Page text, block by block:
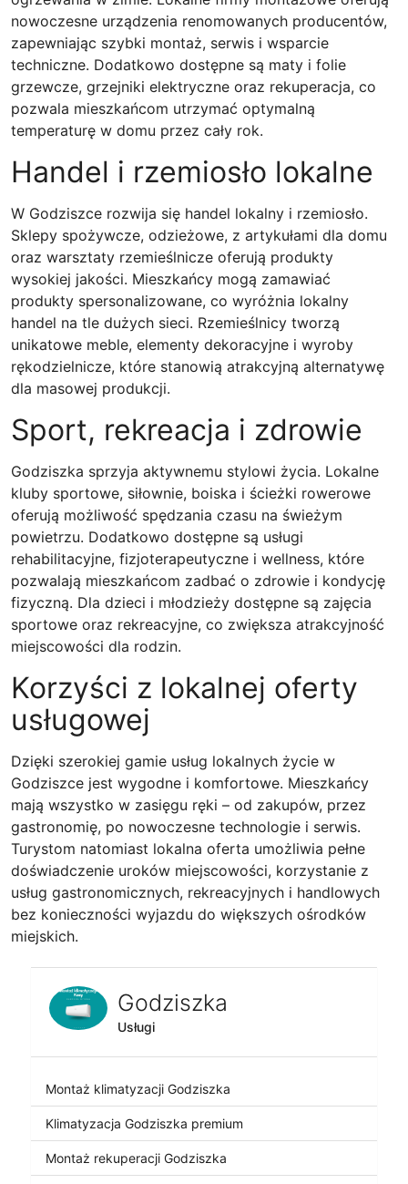
nowoczesne urządzenia renomowanych producentów,
zapewniając szybki montaż, serwis i wsparcie
techniczne. Dodatkowo dostępne są maty i folie
grzewcze, grzejniki elektryczne oraz rekuperacja, co
pozwala mieszkańcom utrzymać optymalną
temperaturę w domu przez cały rok.
Handel i rzemiosło lokalne
W Godziszce rozwija się handel lokalny i rzemiosło.
Sklepy spożywcze, odzieżowe, z artykułami dla domu
oraz warsztaty rzemieślnicze oferują produkty
wysokiej jakości. Mieszkańcy mogą zamawiać
produkty spersonalizowane, co wyróżnia lokalny
handel na tle dużych sieci. Rzemieślnicy tworzą
unikatowe meble, elementy dekoracyjne i wyroby
rękodzielnicze, które stanowią atrakcyjną alternatywę
dla masowej produkcji.
Sport, rekreacja i zdrowie
Godziszka sprzyja aktywnemu stylowi życia. Lokalne
kluby sportowe, siłownie, boiska i ścieżki rowerowe
oferują możliwość spędzania czasu na świeżym
powietrzu. Dodatkowo dostępne są usługi
rehabilitacyjne, fizjoterapeutyczne i wellness, które
pozwalają mieszkańcom zadbać o zdrowie i kondycję
fizyczną. Dla dzieci i młodzieży dostępne są zajęcia
sportowe oraz rekreacyjne, co zwiększa atrakcyjność
miejscowości dla rodzin.
Korzyści z lokalnej oferty
usługowej
Dzięki szerokiej gamie usług lokalnych życie w
Godziszce jest wygodne i komfortowe. Mieszkańcy
mają wszystko w zasięgu ręki – od zakupów, przez
gastronomię, po nowoczesne technologie i serwis.
Turystom natomiast lokalna oferta umożliwia pełne
doświadczenie uroków miejscowości, korzystanie z
usług gastronomicznych, rekreacyjnych i handlowych
bez konieczności wyjazdu do większych ośrodków
miejskich.
Godziszka
Usługi
Montaż klimatyzacji Godziszka
Klimatyzacja Godziszka premium
Montaż rekuperacji Godziszka